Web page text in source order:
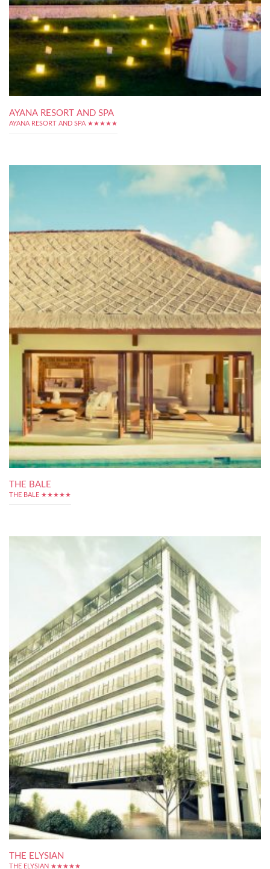
AYANA RESORT AND SPA
AYANA RESORT AND SPA ★★★★★
THE BALE
THE BALE ★★★★★
THE ELYSIAN
THE ELYSIAN ★★★★★